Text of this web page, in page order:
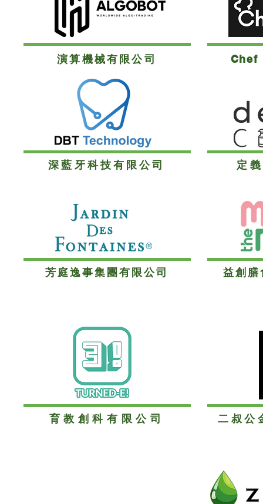
演算機械有限公司 Chef
深藍牙科技有限公司 定
芳庭逸事集團有限公司 益創膳
育教創科有限公司 二叔公